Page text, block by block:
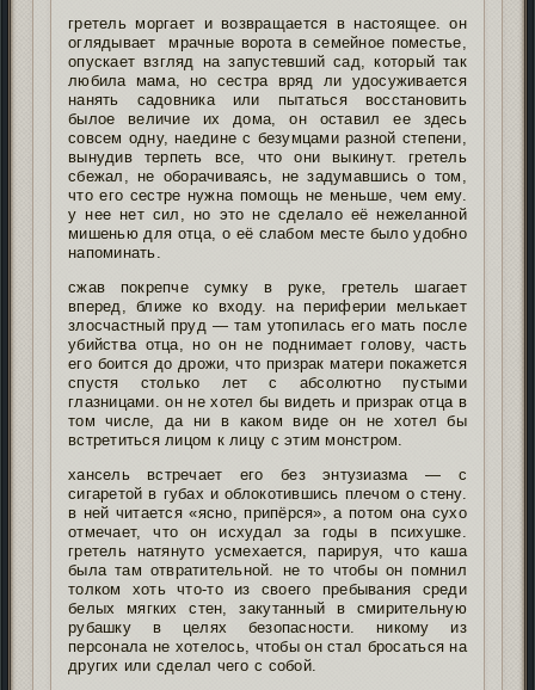
гретель моргает и возвращается в настоящее. он
оглядывает мрачные ворота в семейное поместье,
опускает взгляд на запустевший сад, который так
любила мама, но сестра вряд ли удосуживается
нанять садовника или пытаться восстановить
былое величие их дома, он оставил ее здесь
совсем одну, наедине с безумцами разной степени,
вынудив терпеть все, что они выкинут. гретель
сбежал, не оборачиваясь, не задумавшись о том,
что его сестре нужна помощь не меньше, чем ему.
у нее нет сил, но это не сделало её нежеланной
мишенью для отца, о её слабом месте было удобно
напоминать.
сжав покрепче сумку в руке, гретель шагает
вперед, ближе ко входу. на периферии мелькает
злосчастный пруд — там утопилась его мать после
убийства отца, но он не поднимает голову, часть
его боится до дрожи, что призрак матери покажется
спустя столько лет с абсолютно пустыми
глазницами. он не хотел бы видеть и призрак отца в
том числе, да ни в каком виде он не хотел бы
встретиться лицом к лицу с этим монстром.
хансель встречает его без энтузиазма — с
сигаретой в губах и облокотившись плечом о стену.
в ней читается «ясно, припёрся», а потом она сухо
отмечает, что он исхудал за годы в психушке.
гретель натянуто усмехается, парируя, что каша
была там отвратительной. не то чтобы он помнил
толком хоть что-то из своего пребывания среди
белых мягких стен, закутанный в смирительную
рубашку в целях безопасности. никому из
персонала не хотелось, чтобы он стал бросаться на
других или сделал чего с собой.